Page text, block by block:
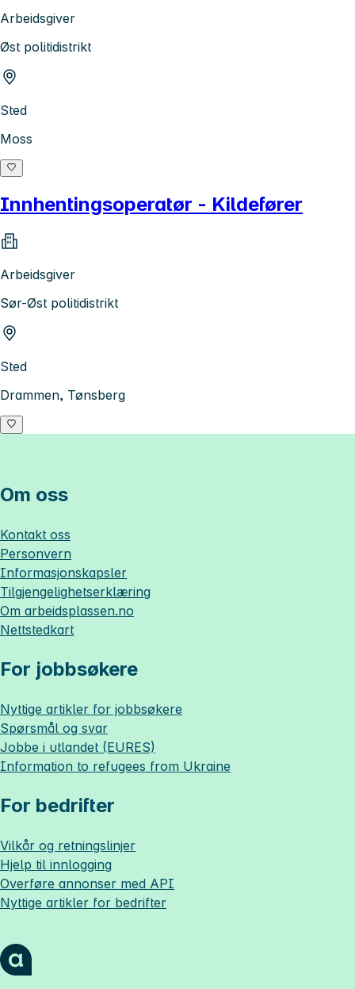
Arbeidsgiver
Øst politidistrikt
Sted
Moss
Innhentingsoperatør - Kildefører
Arbeidsgiver
Sør-Øst politidistrikt
Sted
Drammen, Tønsberg
Om oss
Kontakt oss
Personvern
Informasjonskapsler
Tilgjengelighetserklæring
Om arbeidsplassen.no
Nettstedkart
For jobbsøkere
Nyttige artikler for jobbsøkere
Spørsmål og svar
Jobbe i utlandet (EURES)
Information to refugees from Ukraine
For bedrifter
Vilkår og retningslinjer
Hjelp til innlogging
Overføre annonser med API
Nyttige artikler for bedrifter